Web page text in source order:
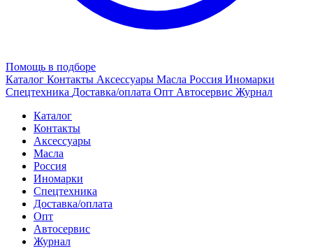
Помощь в подборе
Каталог Контакты Аксессуары Масла Россия Иномарки
Спецтехника Доставка/оплата Опт Автосервис Журнал
Каталог
Контакты
Аксессуары
Масла
Россия
Иномарки
Спецтехника
Доставка/оплата
Опт
Автосервис
Журнал